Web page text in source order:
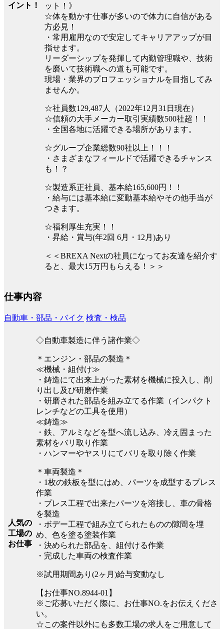
イント！
ット！》
☆体を動かす仕事が多いので体力に自信がある
方必見！
・常用雇用なので安定してキャリアアップが目
指せます。
リーダーシップを発揮して内勤管理職や、技術
を磨いて技術職への道も可能です。
現場・業界のプロフェッショナルを目指してみ
ませんか。
☆社員数129,487人（2022年12月31日現在）
☆信頼の大手メーカー取引実績数500社超！！
・全国各地に活躍できる場所があります。
☆グループ企業総数90社以上！！！
・さまざまなフィールドで活躍できるチャンス
も！？
☆製造系正社員、基本給165,600円！！
・給与には基本給に変動基本給やその他手当が
つきます。
☆福利厚生充実！！
・昇給・賞与(年2回 6月・12月)あり
＜＜BREXA Nextの社員になってお友達を紹介す
ると、最大15万円もらえる！＞＞
仕事内容
自動車・部品・バイク 検査・検品
人気の
工場の
お仕事
◇自動車製造に伴う諸作業◇
＊エンジン・部品の製造＊
≪機械・組付け≫
・鋳造にて出来上がった素材を機械に投入し、削
り出し及び研磨作業
・研磨された部品を組み立てる作業（インパクト
レンチなどの工具を使用）
≪鋳造≫
・鉄、アルミなどを型へ流し込み、冷え固まった
素材をバリ取り作業
・ハンマーやヤスリにてバリを取り除く作業
＊車両製造＊
・1枚の鉄板を型にはめ、パーツを成型するプレス
作業
・プレス工程で出来たパーツを溶接し、車の骨格
を製造
・ボデー工程で組み立てられたものの隙間を埋
め、色を塗る塗装作業
・決められた部品を、組付ける作業
・完成した車両の検査作業
※試用期間あり(2ヶ月)給与変動なし
【お仕事NO.8944-01】
※ご応募いただく際に、お仕事NO.をお伝えくださ
い。
☆この案件以外にも多数工場の求人をご用意して